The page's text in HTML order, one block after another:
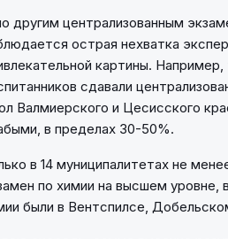
другим централизованным
острая нехватка
картины.
сдавали
Валмиерского и Цесисского
в пределах 30-50%.
в 14 муниципалитетах не
по химии на высшем уровне,
были в Вентспилсе,